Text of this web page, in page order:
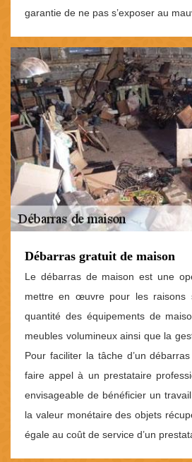
garantie de ne pas s’exposer au
Débarras gratuit de maison
Le débarras de maison est une
mettre en œuvre pour les raisons
quantité des équipements de
meubles volumineux ainsi que la
Pour faciliter la tâche d’un
faire appel à un prestataire
envisageable de bénéficier un
la valeur monétaire des objets
égale au coût de service d’un